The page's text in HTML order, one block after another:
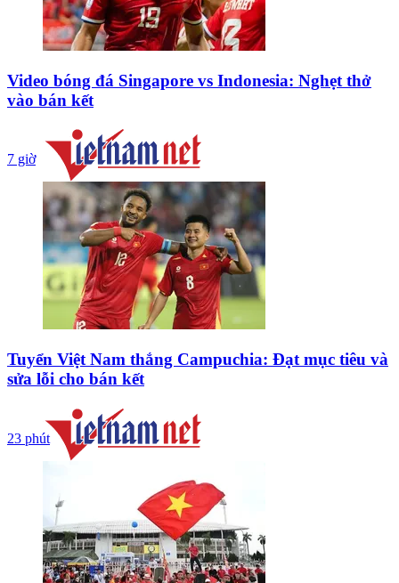
Video bóng đá Singapore vs Indonesia: Nghẹt thở
vào bán kết
7 giờ
Tuyển Việt Nam thắng Campuchia: Đạt mục tiêu và
sửa lỗi cho bán kết
23 phút